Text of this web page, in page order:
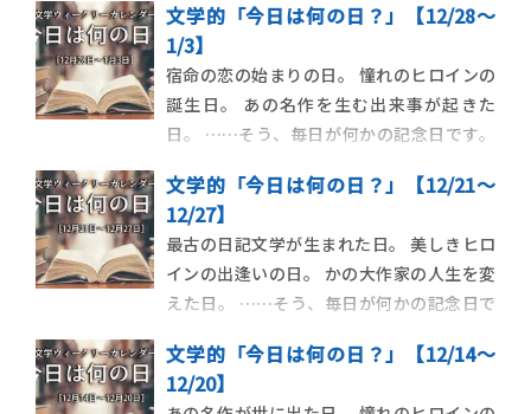
始の1月4日から始まる1週間を見てみましょ
う。 1月4日 根所蜜三郎がスーパー・マーケ
ット前に集まる人々を見かける――大江健
三郎『万延元年のフ […]
文学的「今日は何の日？」【12/28～
1/3】
宿命の恋の始まりの日。 憧れのヒロインの
誕生日。 あの名作を生む出来事が起きた
日。 ……そう、毎日が何かの記念日です。
まる12月28日からの1週間を見てみましょ
う。 12月28日 C・ウィリス『ドゥームズデ
イ・ブック』において、タイムトラベルし
た学生が現代に戻 […]
文学的「今日は何の日？」【12/21～
12/27】
最古の日記文学が生まれた日。 美しきヒロ
インの出逢いの日。 かの大作家の人生を変
えた日。 ……そう、毎日が何かの記念日で
スマスにかかる12月21日から始まる1週間を
見てみましょう。 12月21日 土佐守の任期を
文学的「今日は何の日？」【12/14～
12/20】